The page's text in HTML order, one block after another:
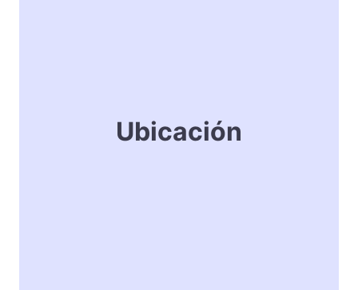
Ubicación